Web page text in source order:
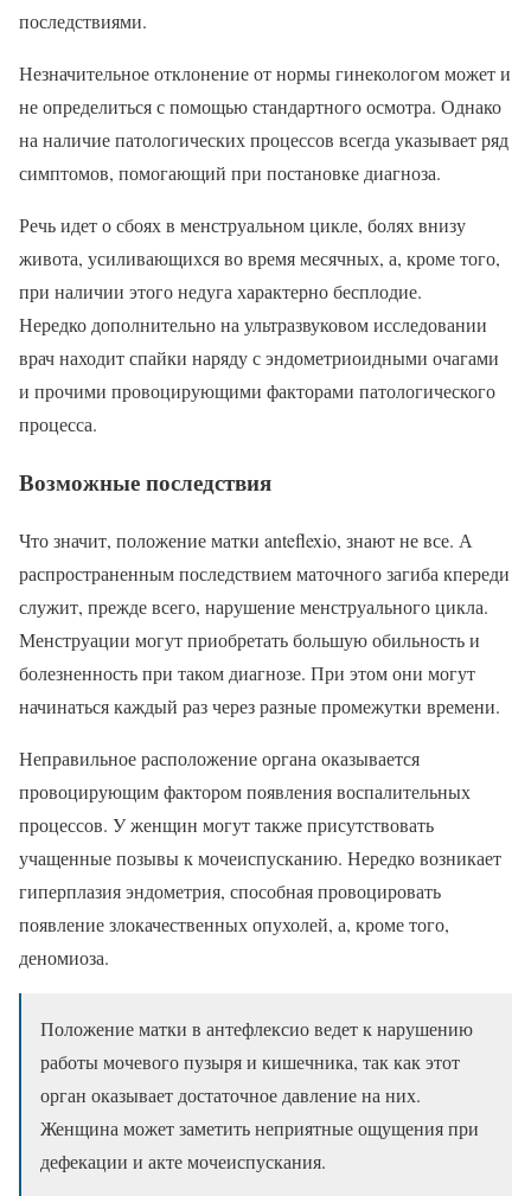
последствиями.
Незначительное отклонение от нормы гинекологом может и
не определиться с помощью стандартного осмотра. Однако
на наличие патологических процессов всегда указывает ряд
симптомов, помогающий при постановке диагноза.
Речь идет о сбоях в менструальном цикле, болях внизу
живота, усиливающихся во время месячных, а, кроме того,
при наличии этого недуга характерно бесплодие.
Нередко дополнительно на ультразвуковом исследовании
врач находит спайки наряду с эндометриоидными очагами
и прочими провоцирующими факторами патологического
процесса.
Возможные последствия
Что значит, положение матки anteflexio, знают не все. А
распространенным последствием маточного загиба кпереди
служит, прежде всего, нарушение менструального цикла.
Менструации могут приобретать большую обильность и
болезненность при таком диагнозе. При этом они могут
начинаться каждый раз через разные промежутки времени.
Неправильное расположение органа оказывается
провоцирующим фактором появления воспалительных
процессов. У женщин могут также присутствовать
учащенные позывы к мочеиспусканию. Нередко возникает
гиперплазия эндометрия, способная провоцировать
появление злокачественных опухолей, а, кроме того,
деномиоза.
Положение матки в антефлексио ведет к нарушению
работы мочевого пузыря и кишечника, так как этот
орган оказывает достаточное давление на них.
Женщина может заметить неприятные ощущения при
дефекации и акте мочеиспускания.